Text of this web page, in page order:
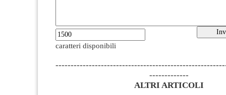
caratteri disponibili
-------------
ALTRI ARTICOLI